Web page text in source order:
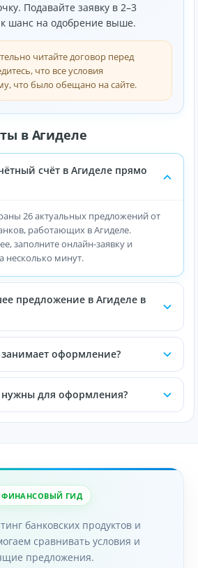
Подавайте заявку в 2–3
шанс на одобрение выше.
читайте договор перед
что все условия
что было обещано на сайте.
в Агиделе
счёт в Агиделе прямо
26 актуальных предложений от
работающих в Агиделе.
заполните онлайн-заявку и
несколько минут.
предложение в Агиделе в
оформление?
для оформления?
ФИНАНСОВЫЙ ГИД
банковских продуктов и
сравнивать условия и
предложения.